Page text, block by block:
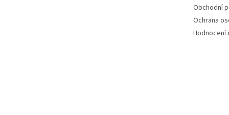
Obchodní
Ochrana
Hodnocení